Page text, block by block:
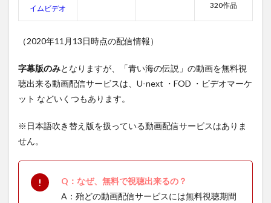
イムビデオ
320作品
（2020年11月13日時点の配信情報）
字幕版のみとなりますが、「青い海の伝説」の動画を無料視
聴出来る動画配信サービスは、U-next ・FOD ・ビデオマーケ
ット などいくつもあります。
※日本語吹き替え版を扱っている動画配信サービスはありま
せん。
Q：なぜ、無料で視聴出来るの？
A：殆どの動画配信サービスには無料視聴期間